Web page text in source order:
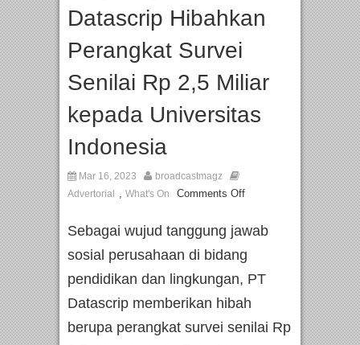
Datascrip Hibahkan
Perangkat Survei
Senilai Rp 2,5 Miliar
kepada Universitas
Indonesia
Mar 16, 2023
broadcastmagz
Advertorial
, What's On Comments Off
Sebagai wujud tanggung jawab
sosial perusahaan di bidang
pendidikan dan lingkungan, PT
Datascrip memberikan hibah
berupa perangkat survei senilai Rp